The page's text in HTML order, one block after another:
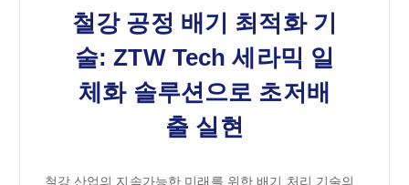
철강 공정 배기 최적화 기
술: ZTW Tech 세라믹 일
체화 솔루션으로 초저배
출 실현
철강 산업의 지속가능한 미래를 위한 배기 처리 기술의